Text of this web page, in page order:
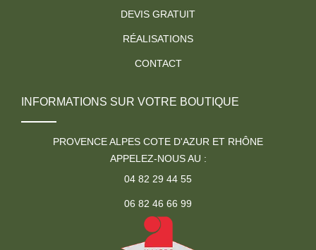
DEVIS GRATUIT
RÉALISATIONS
CONTACT
INFORMATIONS SUR VOTRE BOUTIQUE
PROVENCE ALPES COTE D'AZUR ET RHÔNE
APPELEZ-NOUS AU :
04 82 29 44 55
06 82 46 66 99